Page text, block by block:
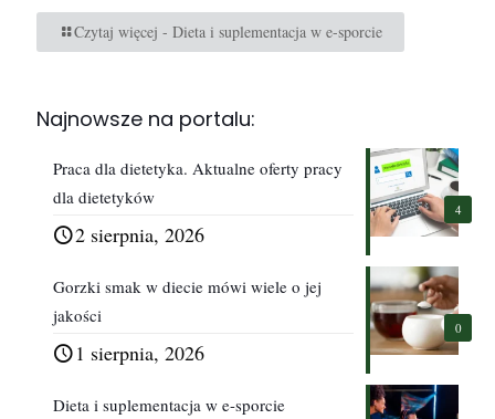
Czytaj więcej - Dieta i suplementacja w e-sporcie
Najnowsze na portalu:
4
Praca dla dietetyka. Aktualne oferty pracy
dla dietetyków
2 sierpnia, 2026
0
Gorzki smak w diecie mówi wiele o jej
jakości
1 sierpnia, 2026
Dieta i suplementacja w e-sporcie